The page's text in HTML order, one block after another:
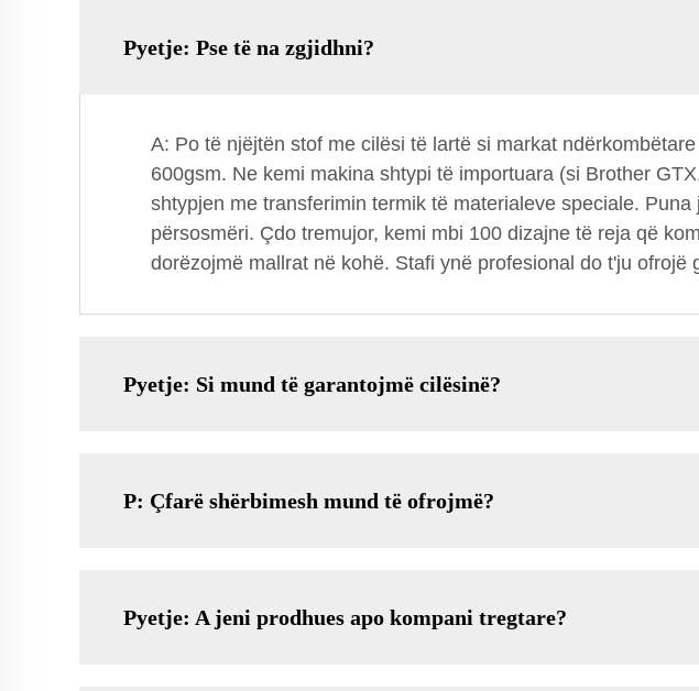
Pyetje: Pse të na zgjidhni?
A: Po të njëjtën stof me cilësi të lartë si markat
600gsm. Ne kemi makina shtypi të importuara (si Brother
shtypjen me transferimin termik të materialeve speciale.
përsosmëri. Çdo tremujor, kemi mbi 100 dizajne të reja që
dorëzojmë mallrat në kohë. Stafi ynë profesional do t'ju
Pyetje: Si mund të garantojmë cilësinë?
P: Çfarë shërbimesh mund të ofrojmë?
Pyetje: A jeni prodhues apo kompani tregtare?